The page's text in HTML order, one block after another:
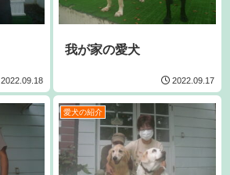
2022.09.18
我が家の愛犬
2022.09.17
愛犬の紹介